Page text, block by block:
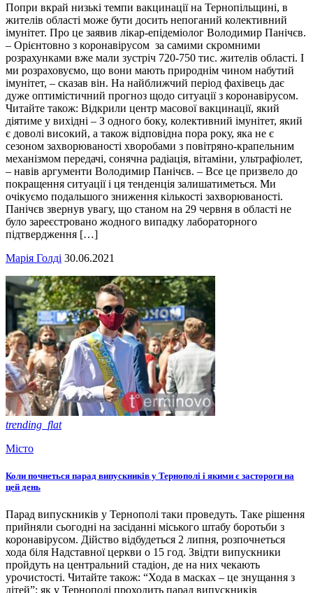
Попри вкрай низькі темпи вакцинації на Тернопільщині, в
жителів області може бути досить непоганий колективний
імунітет. Про це заявив лікар-епідеміолог Володимир Панічєв.
– Орієнтовно з коронавірусом за самими скромними
розрахунками вже мали зустріч 720-750 тис. жителів області. І
ми розраховуємо, що вони мають природнім чином набутий
імунітет, – сказав він. На найближчий період фахівець дає
дуже оптимістичний прогноз щодо ситуації з коронавірусом.
Читайте також: Відкрили центр масової вакцинації, який
діятиме у вихідні – З одного боку, колективний імунітет, який
є доволі високий, а також відповідна пора року, яка не є
сезоном захворюваності хворобами з повітряно-крапельним
механізмом передачі, сонячна радіація, вітаміни, ультрафіолет,
– навів аргументи Володимир Панічєв. – Все це призвело до
покращення ситуації і ця тенденція залишатиметься. Ми
очікуємо подальшого зниження кількості захворюваності.
Панічєв звернув увагу, що станом на 29 червня в області не
було зареєстровано жодного випадку лабораторного
підтвердження […]
Марія Голді 30.06.2021
trending_flat
Місто
Коли почнеться парад випускників у Тернополі і якими є застороги на
цей день
Парад випускників у Тернополі таки проведуть. Таке рішення
прийняли сьогодні на засіданні міського штабу боротьби з
коронавірусом. Дійство відбудеться 2 липня, розпочнеться
хода біля Надставної церкви о 15 год. Звідти випускники
пройдуть на центральний стадіон, де на них чекають
урочистості. Читайте також: “Хода в масках – це знущання з
дітей”: як у Тернополі проходить парад випускників